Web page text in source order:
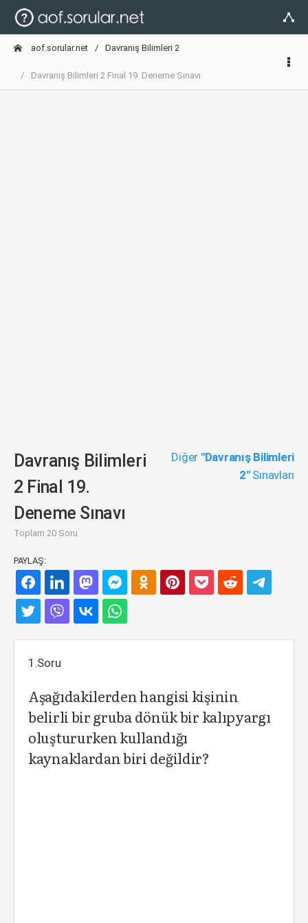
aof.sorular.net Davranış Bilimleri 2
Davranış Bilimleri 2 Final 19. Deneme Sınavı
Davranış Bilimleri
2 Final 19.
Deneme Sınavı
Toplam 20 Soru
Diğer "Davranış Bilimleri
2"Sınavları
PAYLAŞ:
1.Soru
Aşağıdakilerden hangisi kişinin
belirli bir gruba dönük bir kalıpyargı
oluştururken kullandığı
kaynaklardan biri değildir?